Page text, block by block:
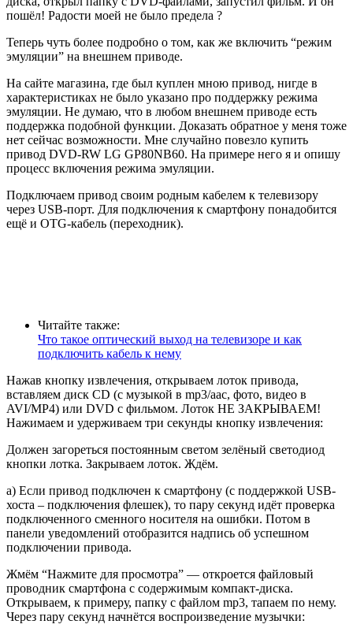
пошёл! Радости моей не было предела ?
Теперь чуть более подробно о том, как же включить “режим
эмуляции” на внешнем приводе.
На сайте магазина, где был куплен мною привод, нигде в
характеристиках не было указано про поддержку режима
эмуляции. Не думаю, что в любом внешнем приводе есть
поддержка подобной функции. Доказать обратное у меня тоже
нет сейчас возможности. Мне случайно повезло купить
привод DVD-RW LG GP80NB60. На примере него я и опишу
процесс включения режима эмуляции.
Подключаем привод своим родным кабелем к телевизору
через USB-порт. Для подключения к смартфону понадобится
ещё и OTG-кабель (переходник).
Читайте также:
Что такое оптический выход на телевизоре и как
подключить кабель к нему
Нажав кнопку извлечения, открываем лоток привода,
вставляем диск CD (с музыкой в mp3/aac, фото, видео в
AVI/MP4) или DVD с фильмом. Лоток НЕ ЗАКРЫВАЕМ!
Нажимаем и удерживаем три секунды кнопку извлечения:
Должен загореться постоянным светом зелёный светодиод
кнопки лотка. Закрываем лоток. Ждём.
a) Если привод подключен к смартфону (с поддержкой USB-
хоста – подключения флешек), то пару секунд идёт проверка
подключенного сменного носителя на ошибки. Потом в
панели уведомлений отобразится надпись об успешном
подключении привода.
Жмём “Нажмите для просмотра” — откроется файловый
проводник смартфона с содержимым компакт-диска.
Открываем, к примеру, папку с файлом mp3, тапаем по нему.
Через пару секунд начнётся воспроизведение музычки: